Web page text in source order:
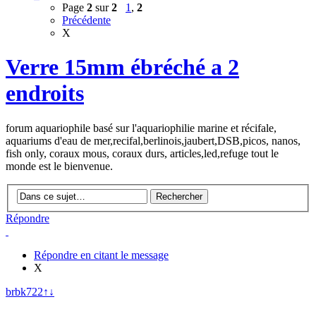
Page 2 sur2 1 , 2
Précédente
X
Verre 15mm ébréché a 2
endroits
forum aquariophile basé sur l'aquariophilie marine et récifale,
aquariums d'eau de mer,recifal,berlinois,jaubert,DSB,picos, nanos,
fish only, coraux mous, coraux durs, articles,led,refuge tout le
monde est le bienvenue.
Répondre
Répondre en citant le message
X
brbk722↑ ↓